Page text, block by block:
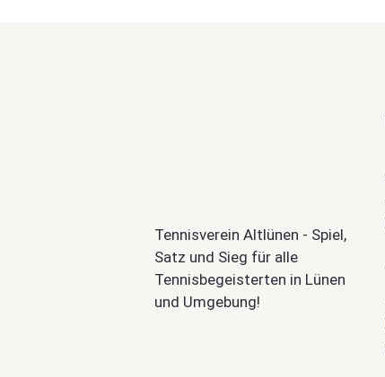
Tennisverein Altlünen - Spiel,
Satz und Sieg für alle
Tennisbegeisterten in Lünen
und Umgebung!